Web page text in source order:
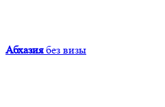
Абхазия без визы